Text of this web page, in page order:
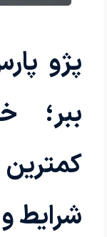
پژو
ببر؛
شرایط